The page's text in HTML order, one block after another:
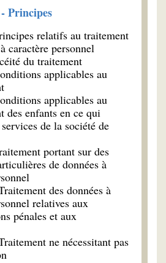
Principes
relatifs au traitement
caractère personnel
du traitement
applicables au
applicables au
des enfants en ce qui
de la société de
portant sur des
de données à
des données à
relatives aux
pénales et aux
ne nécessitant pas